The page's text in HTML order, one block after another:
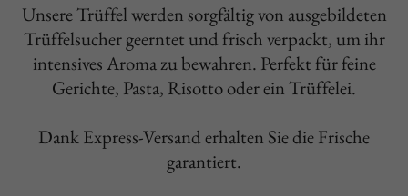
Unsere Trüffel werden sorgfältig von ausgebildeten
Trüffelsucher geerntet und frisch verpackt, um ihr
intensives Aroma zu bewahren. Perfekt für feine
Gerichte, Pasta, Risotto oder ein Trüffelei.
Dank Express-Versand erhalten Sie die Frische
garantiert.